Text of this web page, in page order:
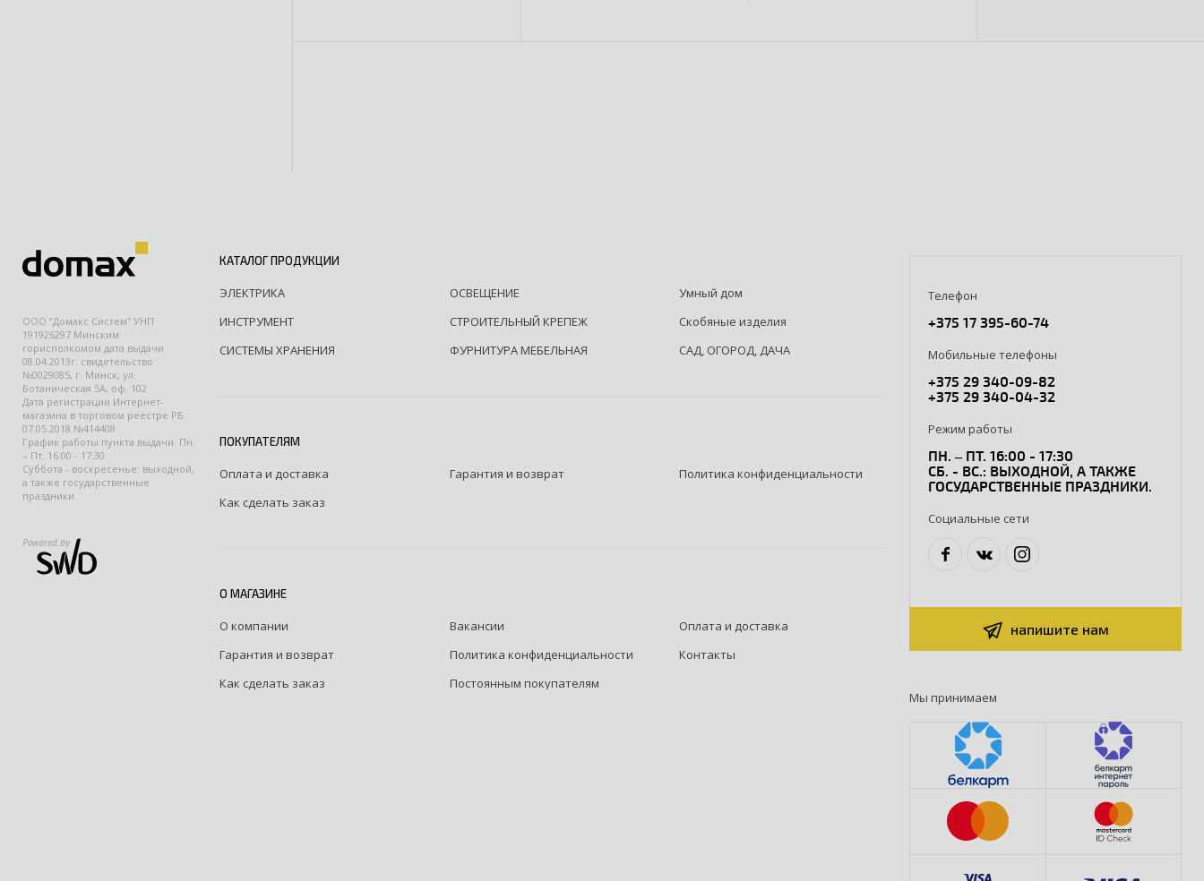
ООО “Домакс Систем” УНП
191926297 Минским
горисполкомом дата выдачи
08.04.2013г. свидетельство
№0029085, г. Минск, ул.
Ботаническая 5А, оф. 102
Дата регистрации Интернет-
магазина в торговом реестре РБ
07.05.2018 №414408
График работы пункта выдачи: Пн.
– Пт. 16:00 - 17:30
Суббота - воскресенье: выходной,
а также государственные
праздники.
Powered by
КАТАЛОГ ПРОДУКЦИИ
ЭЛЕКТРИКА ОСВЕЩЕНИЕ
Умный дом
ИНСТРУМЕНТ
СТРОИТЕЛЬНЫЙ КРЕПЕЖ
Скобяные изделия
СИСТЕМЫ ХРАНЕНИЯ
ФУРНИТУРА МЕБЕЛЬНАЯ САД, ОГОРОД, ДАЧА
ПОКУПАТЕЛЯМ
Оплата и доставка Гарантия и возврат
Политика конфиденциальности
Как сделать заказ
О МАГАЗИНЕ
О компании Вакансии
Оплата и доставка
Гарантия и возврат
Политика конфиденциальности
Контакты
Как сделать заказ
Постоянным покупателям
Телефон
+375 17 395-60-74
Мобильные телефоны
+375 29 340-09-82
+375 29 340-04-32
Режим работы
ПН. – ПТ. 16:00 - 17:30
СБ. - ВС.: ВЫХОДНОЙ, А ТАКЖЕ
ГОСУДАРСТВЕННЫЕ ПРАЗДНИКИ.
Социальные сети
напишите нам
Мы принимаем